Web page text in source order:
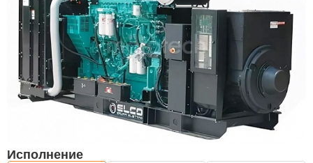
Исполнение